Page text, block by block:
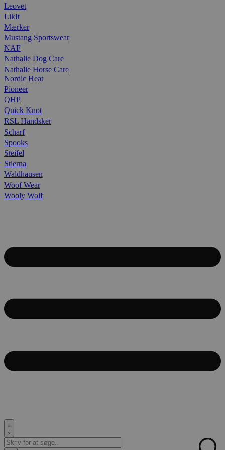
Leovet
LikIt
Mærker
Mustang Sportswear
NAF
Nathalie Dog Care
Nathalie Horse Care
Nordic Heat
Pioneer
QHP
Quick Knot
RSL Handsker
Scharf
Spooks
Steifel
Stierna
Waldhausen
Woof Wear
Wooly Wolf
Search